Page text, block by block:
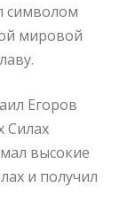
символом
мировой
Егоров
Силах
высокие
и получил